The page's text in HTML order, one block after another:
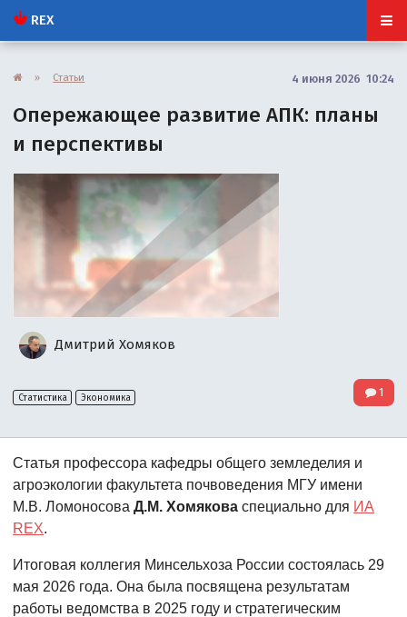
REX
» Статьи 4 июня 2026 10:24
Опережающее развитие АПК: планы
и перспективы
Дмитрий Хомяков
Статистика Экономика 1
Статья профессора кафедры общего земледелия и
агроэкологии факультета почвоведения МГУ имени
М.В. ЛомоносоваД.М. Хомякова специально для ИА
REX.
Итоговая коллегия Минсельхоза России состоялась 29
мая 2026 года. Она была посвящена результатам
работы ведомства в 2025 году и стратегическим